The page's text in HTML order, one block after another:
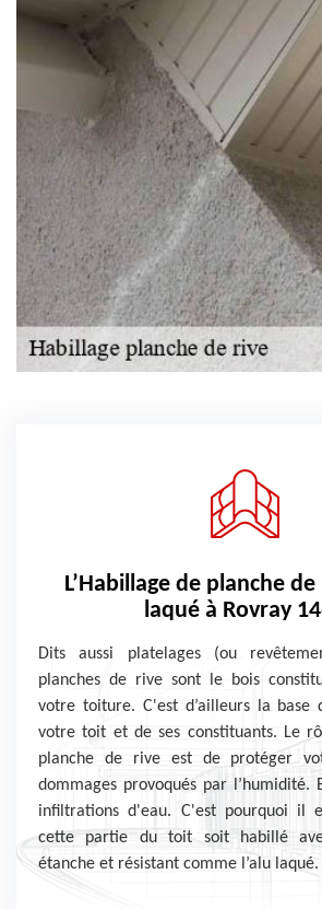
L’Habillage de planche
laqué à Rovray
Dits aussi platelages (ou
planches de rive sont le bois
votre toiture. C'est d’ailleurs la base
votre toit et de ses constituants. Le
planche de rive est de protéger
dommages provoqués par l’humidité.
infiltrations d'eau. C'est pourquoi il
cette partie du toit soit habillé
étanche et résistant comme l’alu laqué.